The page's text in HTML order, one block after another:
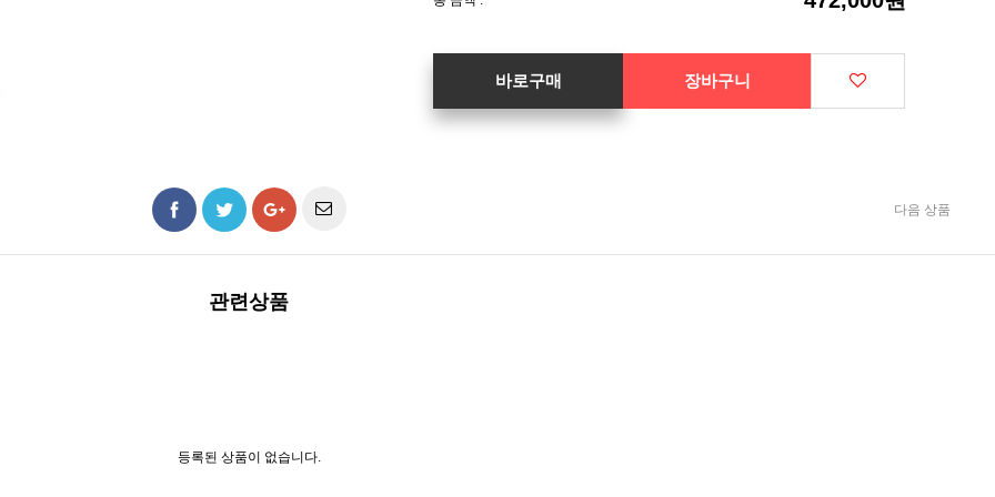
바로구매 장바구니
다음 상품
관련상품
등록된 상품이 없습니다.